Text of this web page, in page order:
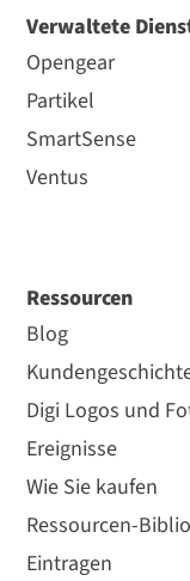
Verwaltete
Opengear
Partikel
SmartSense
Ventus
Ressourcen
Blog
Digi Logos und
Ereignisse
Wie Sie kaufen
Ressourcen-
Eintragen